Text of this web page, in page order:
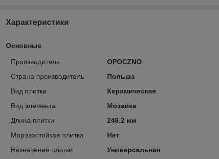
Характеристики
Основные
Производитель
OPOCZNO
Страна производитель
Польша
Вид плитки
Керамическая
Вид элемента
Мозаика
Длина плитки
246.2 мм
Морозостойкая плитка
Нет
Назначение плитки
Универсальная